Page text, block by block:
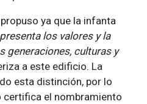
ya que la infanta
los valores y la
generaciones, culturas y
a este edificio. La
esta distinción, por lo
certifica el nombramiento